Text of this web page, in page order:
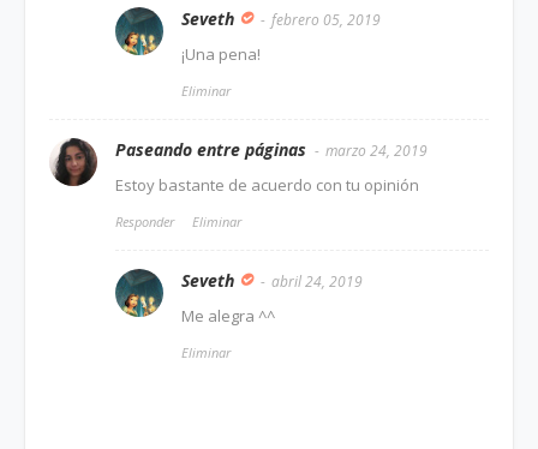
Seveth febrero 05, 2019
¡Una pena!
Eliminar
Paseando entre páginas marzo 24, 2019
Estoy bastante de acuerdo con tu opinión
Responder Eliminar
Seveth abril 24, 2019
Me alegra ^^
Eliminar